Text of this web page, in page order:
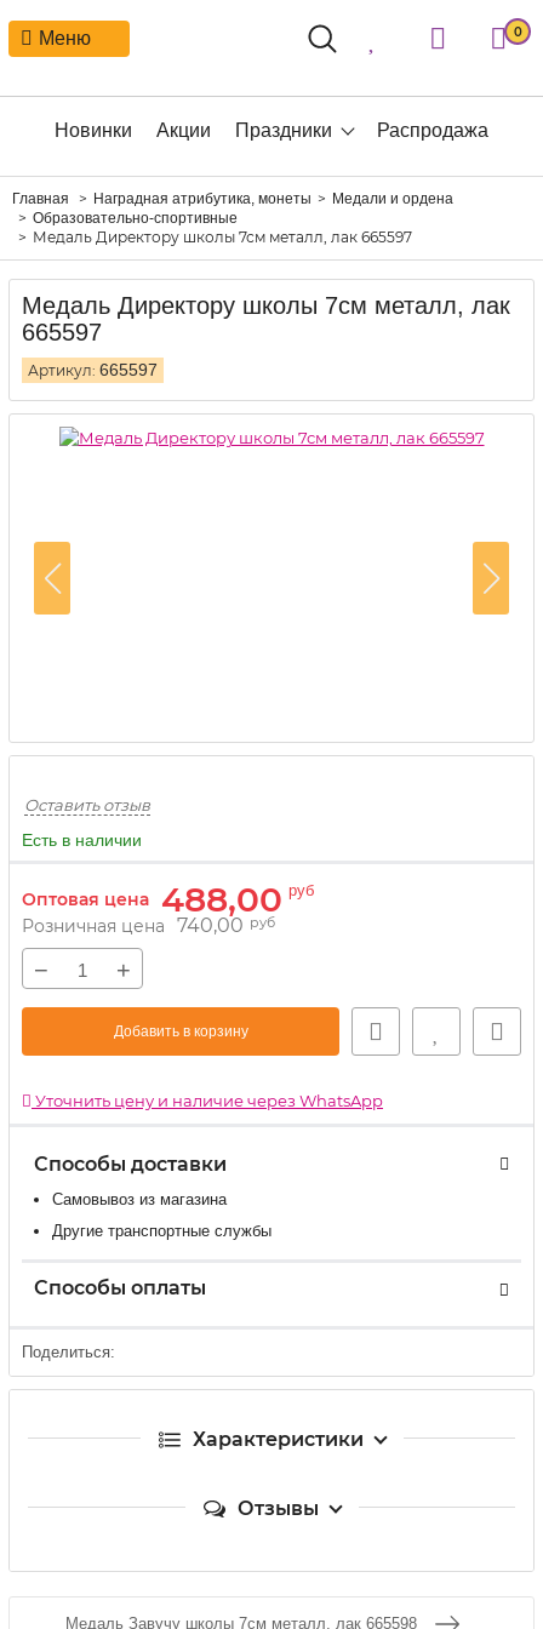
Меню 0
Новинки Акции Праздники Распродажа
Главная Наградная атрибутика, монеты
Медали и ордена
Образовательно-спортивные
Медаль Директору школы 7см металл, лак 665597
Медаль Директору школы 7см металл, лак
665597
Артикул: 665597
Оставить отзыв
Есть в наличии
Оптовая цена 488,00 руб
Розничная цена 740,00 руб
− +
Добавить в корзину
Уточнить цену и наличие через WhatsApp
Способы доставки
Самовывоз из магазина
Другие транспортные службы
Способы оплаты
Поделиться:
Характеристики
Отзывы
Медаль Завучу школы 7см металл, лак 665598